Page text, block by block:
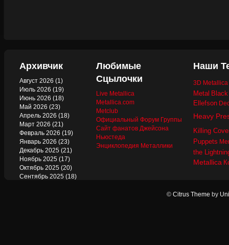
Архивчик
Август 2026 (1)
Июль 2026 (19)
Июнь 2026 (18)
Май 2026 (23)
Апрель 2026 (18)
Март 2026 (21)
Февраль 2026 (19)
Январь 2026 (23)
Декабрь 2025 (21)
Ноябрь 2025 (17)
Октябрь 2025 (20)
Сентябрь 2025 (18)
Любимые
Сцылочки
Live Metallica
Metallica.com
Metclub
Официальный Форум Группы
Сайт фанатов Джейсона
Ньюстеда
Энциклопедия Металлики
Наши
3D
Metal
Ellefson
Heavy
Killing
Puppets
the
Metallica
© Citrus Theme by